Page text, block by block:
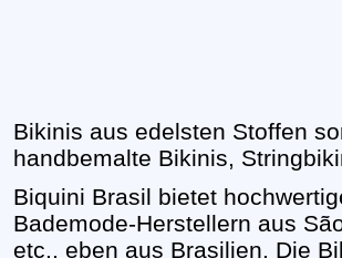
Bikinis aus edelsten Stoffen
handbemalte Bikinis,
Biquini Brasil bietet
Bademode-Herstellern aus
etc., eben aus Brasilien. Die